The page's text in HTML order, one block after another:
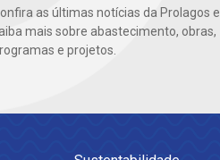
as últimas notícias da Prolagos e
mais sobre abastecimento, obras,
e projetos.